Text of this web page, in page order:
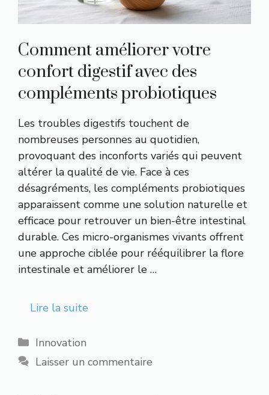
Comment améliorer votre
confort digestif avec des
compléments probiotiques
Les troubles digestifs touchent de
nombreuses personnes au quotidien,
provoquant des inconforts variés qui peuvent
altérer la qualité de vie. Face à ces
désagréments, les compléments probiotiques
apparaissent comme une solution naturelle et
efficace pour retrouver un bien-être intestinal
durable. Ces micro-organismes vivants offrent
une approche ciblée pour rééquilibrer la flore
intestinale et améliorer le …
Lire la suite
Catégories
Innovation
Laisser un commentaire